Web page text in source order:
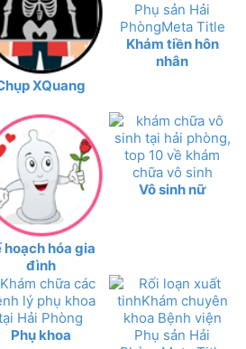
XQuang
Khám tiền hôn
nhân
hoạch hóa gia
đình
Vô sinh nữ
Phụ khoa